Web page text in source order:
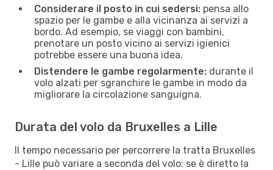
Considerare il posto in cui sedersi: pensa allo
spazio per le gambe e alla vicinanza ai servizi a
bordo. Ad esempio, se viaggi con bambini,
prenotare un posto vicino ai servizi igienici
potrebbe essere una buona idea.
Distendere le gambe regolarmente: durante il
volo alzati per sgranchire le gambe in modo da
migliorare la circolazione sanguigna.
Durata del volo da Bruxelles a Lille
Il tempo necessario per percorrere la tratta Bruxelles
- Lille può variare a seconda del volo: se è diretto la